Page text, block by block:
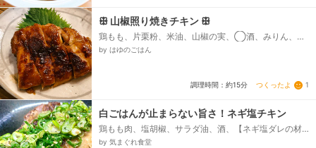
ꕥ 山椒照り焼きチキン ꕥ
鶏もも、片栗粉、米油、山椒の実、◯酒、みりん、醤
油、◯砂糖
by はゆのごはん
調理時間：約15分 つくったよ 1
白ごはんが止まらない旨さ！ネギ塩チキン
鶏もも肉、塩胡椒、サラダ油、酒、【ネギ塩ダレの材
料】、刻みネギ、ごま油、胡麻（無くてもok）、砂
by 気まぐれ食堂